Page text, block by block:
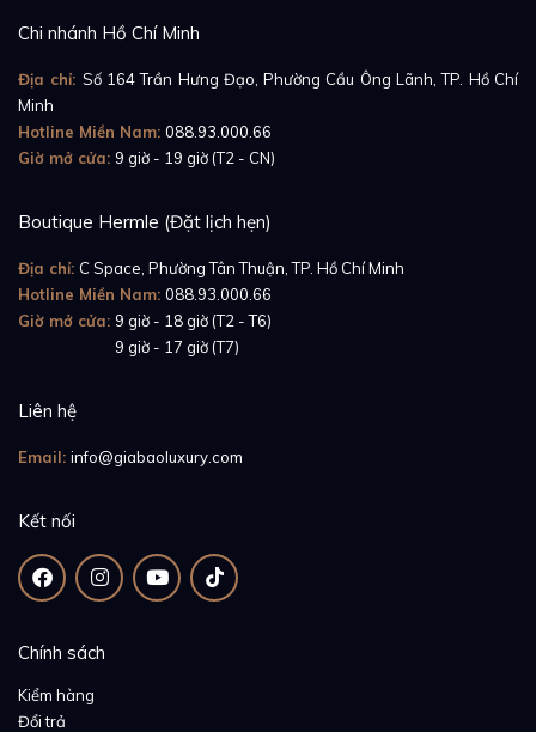
Để kết hợp một cách hài hòa nhất với bộ vỏ đồng hồ
và vành bezel, nhà Piaget cũng đã quyết định sử dụng
mẫu dây đeo màu đen bằng da cá sấu. Màu đen của
tạo nên điểm nhấn đầy sáng tạo cho chiếc đồng hồ
bằng cách hình thành nên 2 mảng màu trắng – đen lạ
được người dùng đánh giá là tương đối nhẹ nhàng,
thoải mái mang lại những trải nghiệm vô cùng độc
đáo khi đeo.
Hiện lên vô cùng sống động và hài hòa bên dưới lớp
cùng trang nhã được hoàn thiện kỹ lưỡng đến phần
Chi nhánh Hồ Chí Minh
Địa chỉ: Số 164 Trần Hưng Đạo, Phường Cầu Ông Lãnh, TP. Hồ Chí
Minh
Hotline Miền Nam: 088.93.000.66
Giờ mở cửa: 9 giờ - 19 giờ (T2 - CN)
Boutique Hermle (Đặt lịch hẹn)
Địa chỉ: C Space, Phường Tân Thuận, TP. Hồ Chí Minh
Hotline Miền Nam: 088.93.000.66
Giờ mở cửa: 9 giờ - 18 giờ (T2 - T6)
9 giờ - 17 giờ (T7)
Liên hệ
Email: info@giabaoluxury.com
Kết nối
Chính sách
Kiểm hàng
Đổi trả